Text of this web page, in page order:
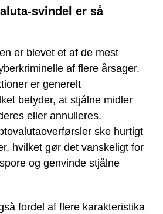
svindel er så
er blevet et af de mest
af flere årsager.
er generelt
betyder, at stjålne midler
eller annulleres.
ske hurtigt
hvilket gør det vanskeligt for
og genvinde stjålne
fordel af flere karakteristika